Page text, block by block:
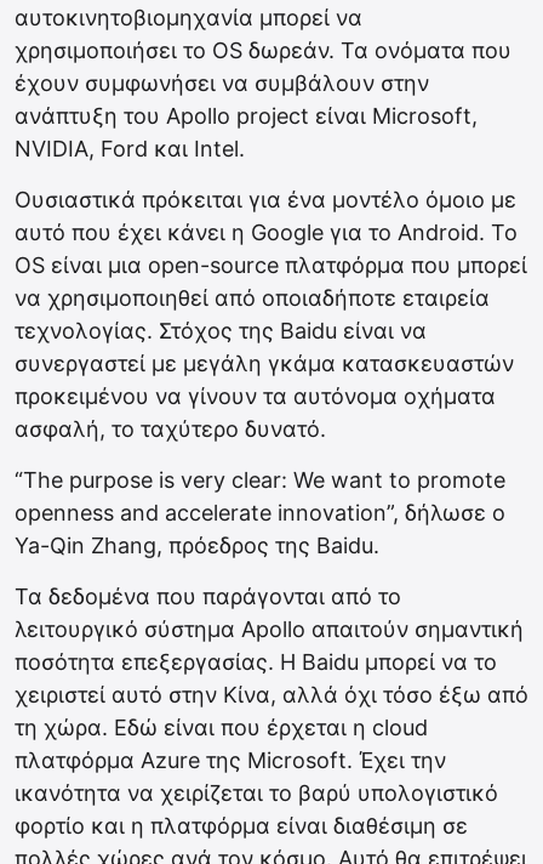
αυτοκινητοβιομηχανία μπορεί να
χρησιμοποιήσει το OS δωρεάν. Τα ονόματα που
έχουν συμφωνήσει να συμβάλουν στην
ανάπτυξη του Apollo project είναι Microsoft,
NVIDIA, Ford και Intel.
Ουσιαστικά πρόκειται για ένα μοντέλο όμοιο με
αυτό που έχει κάνει η Google για το Android. Το
OS είναι μια open-source πλατφόρμα που μπορεί
να χρησιμοποιηθεί από οποιαδήποτε εταιρεία
τεχνολογίας. Στόχος της Baidu είναι να
συνεργαστεί με μεγάλη γκάμα κατασκευαστών
προκειμένου να γίνουν τα αυτόνομα οχήματα
ασφαλή, το ταχύτερο δυνατό.
“The purpose is very clear: We want to promote
openness and accelerate innovation”, δήλωσε ο
Ya-Qin Zhang, πρόεδρος της Baidu.
Τα δεδομένα που παράγονται από το
λειτουργικό σύστημα Apollo απαιτούν σημαντική
ποσότητα επεξεργασίας. Η Baidu μπορεί να το
χειριστεί αυτό στην Κίνα, αλλά όχι τόσο έξω από
τη χώρα. Εδώ είναι που έρχεται η cloud
πλατφόρμα Azure της Microsoft. Έχει την
ικανότητα να χειρίζεται το βαρύ υπολογιστικό
φορτίο και η πλατφόρμα είναι διαθέσιμη σε